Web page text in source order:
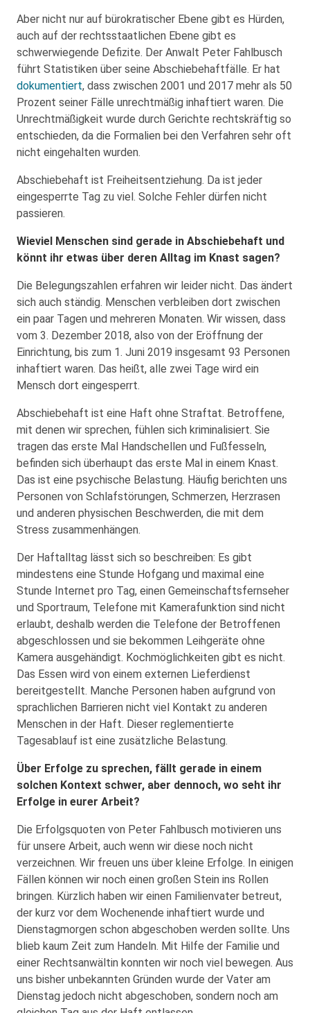
Aber nicht nur auf bürokratischer Ebene gibt es Hürden,
auch auf der rechtsstaatlichen Ebene gibt es
schwerwiegende Defizite. Der Anwalt Peter Fahlbusch
führt Statistiken über seine Abschiebehaftfälle. Er hat
dokumentiert, dass zwischen 2001 und 2017 mehr als 50
Prozent seiner Fälle unrechtmäßig inhaftiert waren. Die
Unrechtmäßigkeit wurde durch Gerichte rechtskräftig so
entschieden, da die Formalien bei den Verfahren sehr oft
nicht eingehalten wurden.
Abschiebehaft ist Freiheitsentziehung. Da ist jeder
eingesperrte Tag zu viel. Solche Fehler dürfen nicht
passieren.
Wieviel Menschen sind gerade in Abschiebehaft und
könnt ihr etwas über deren Alltag im Knast sagen?
Die Belegungszahlen erfahren wir leider nicht. Das ändert
sich auch ständig. Menschen verbleiben dort zwischen
ein paar Tagen und mehreren Monaten. Wir wissen, dass
vom 3. Dezember 2018, also von der Eröffnung der
Einrichtung, bis zum 1. Juni 2019 insgesamt 93 Personen
inhaftiert waren. Das heißt, alle zwei Tage wird ein
Mensch dort eingesperrt.
Abschiebehaft ist eine Haft ohne Straftat. Betroffene,
mit denen wir sprechen, fühlen sich kriminalisiert. Sie
tragen das erste Mal Handschellen und Fußfesseln,
befinden sich überhaupt das erste Mal in einem Knast.
Das ist eine psychische Belastung. Häufig berichten uns
Personen von Schlafstörungen, Schmerzen, Herzrasen
und anderen physischen Beschwerden, die mit dem
Stress zusammenhängen.
Der Haftalltag lässt sich so beschreiben: Es gibt
mindestens eine Stunde Hofgang und maximal eine
Stunde Internet pro Tag, einen Gemeinschaftsfernseher
und Sportraum, Telefone mit Kamerafunktion sind nicht
erlaubt, deshalb werden die Telefone der Betroffenen
abgeschlossen und sie bekommen Leihgeräte ohne
Kamera ausgehändigt. Kochmöglichkeiten gibt es nicht.
Das Essen wird von einem externen Lieferdienst
bereitgestellt. Manche Personen haben aufgrund von
sprachlichen Barrieren nicht viel Kontakt zu anderen
Menschen in der Haft. Dieser reglementierte
Tagesablauf ist eine zusätzliche Belastung.
Über Erfolge zu sprechen, fällt gerade in einem
solchen Kontext schwer, aber dennoch, wo seht ihr
Erfolge in eurer Arbeit?
Die Erfolgsquoten von Peter Fahlbusch motivieren uns
für unsere Arbeit, auch wenn wir diese noch nicht
verzeichnen. Wir freuen uns über kleine Erfolge. In einigen
Fällen können wir noch einen großen Stein ins Rollen
bringen. Kürzlich haben wir einen Familienvater betreut,
der kurz vor dem Wochenende inhaftiert wurde und
Dienstagmorgen schon abgeschoben werden sollte. Uns
blieb kaum Zeit zum Handeln. Mit Hilfe der Familie und
einer Rechtsanwältin konnten wir noch viel bewegen. Aus
uns bisher unbekannten Gründen wurde der Vater am
Dienstag jedoch nicht abgeschoben, sondern noch am